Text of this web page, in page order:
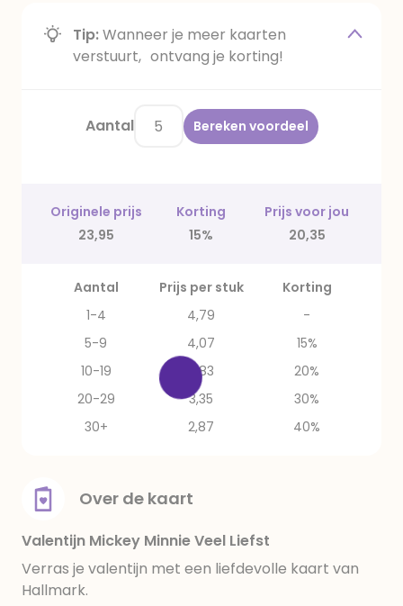
Tip:Wanneer je meer kaarten
verstuurt, ontvang je korting!
Aantal Bereken voordeel
Originele prijs Korting
Prijs voor jou
23,95
15% 20,35
Aantal Prijs per stuk
Korting
1-4
4,79
-
5-9
4,07
15%
10-19
3,83
20%
20-29
3,35
30%
30+
2,87 40%
Over de kaart
Valentijn Mickey Minnie Veel Liefst
Verras je valentijn met een liefdevolle kaart van
Hallmark.